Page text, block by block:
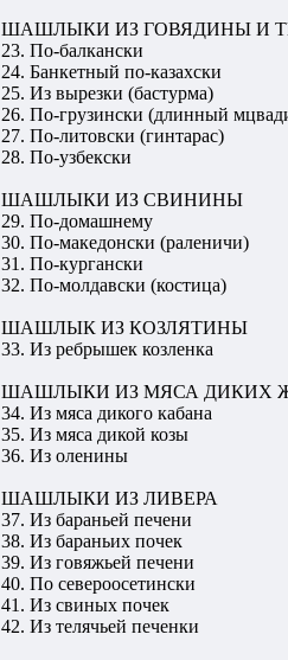
ШАШЛЫКИ ИЗ ГОВЯДИНЫ И
23. По-балкански
24. Банкетный по-казахски
25. Из вырезки (бастурма)
26. По-грузински (длинный
27. По-литовски (гинтарас)
28. По-узбекски
ШАШЛЫКИ ИЗ СВИНИНЫ
29. По-домашнему
30. По-македонски (раленичи)
31. По-кургански
32. По-молдавски (костица)
ШАШЛЫК ИЗ КОЗЛЯТИНЫ
33. Из ребрышек козленка
ШАШЛЫКИ ИЗ МЯСА ДИКИХ
34. Из мяса дикого кабана
35. Из мяса дикой козы
36. Из оленины
ШАШЛЫКИ ИЗ ЛИВЕРА
37. Из бараньей печени
38. Из бараньих почек
39. Из говяжьей печени
40. По североосетински
41. Из свиных почек
42. Из телячьей печенки